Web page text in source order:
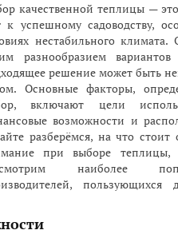
качественной теплицы —
к успешному садоводству,
нестабильного климата.
разнообразием вариантов
решение может быть
Основные факторы,
включают цели
возможности и
разберёмся, на что стоит
при выборе теплицы,
наиболее
пользующихся